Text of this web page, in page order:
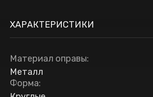
ХАРАКТЕРИСТИКИ
Материал оправы:
Металл
Форма: